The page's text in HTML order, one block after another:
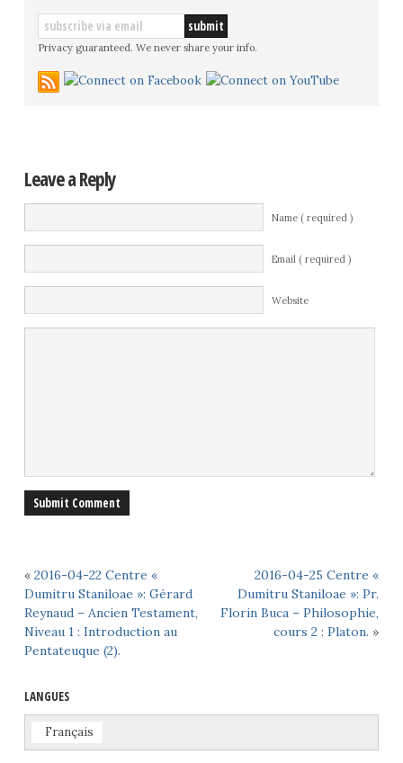
Privacy guaranteed. We never share your info.
Leave a Reply
Name ( required )
Email ( required )
Website
« 2016-04-22 Centre «
Dumitru Staniloae »: Gérard
Reynaud – Ancien Testament,
Niveau 1 : Introduction au
Pentateuque (2).
2016-04-25 Centre «
Dumitru Staniloae »: Pr.
Florin Buca – Philosophie,
cours 2 : Platon. »
LANGUES
Français